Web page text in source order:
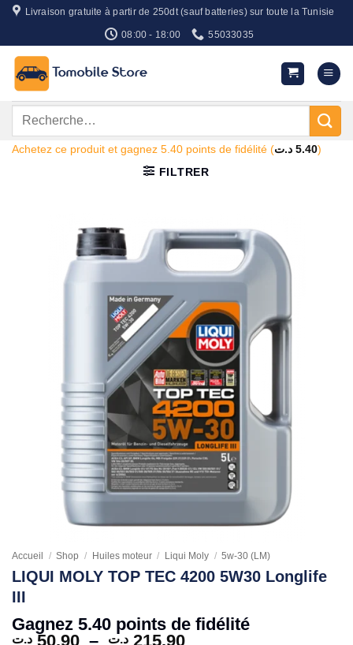
Passer
contenu
Livraison gratuite à partir de 250dt (sauf batteries) sur toute la Tunisie
08:00 - 18:00 55033035
Recherche
Achetez ce produit et gagnez 5.40 points de fidélité (
5.40 د.ت
)
FILTRER
Accueil / Shop / Huiles moteur / Liqui Moly / 5w-30 (LM)
LIQUI MOLY TOP TEC 4200 5W30 Longlife
III
Gagnez 5.40 points de fidélité
50.90 د.ت – 215.90 د.ت
Plage